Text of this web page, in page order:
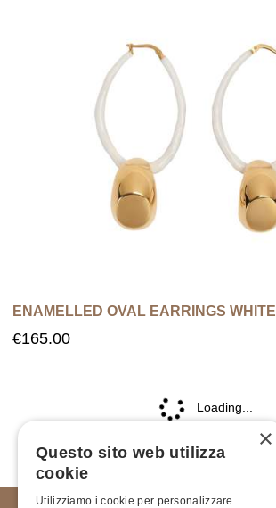
ENAMELLED OVAL EARRINGS WHITE
€165.00
×
Questo sito web utilizza
cookie
Utilizziamo i cookie per personalizzare